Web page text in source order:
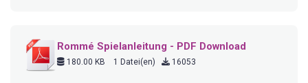
Rommé Spielanleitung - PDF Download
180.00 KB 1 Datei(en) 16053